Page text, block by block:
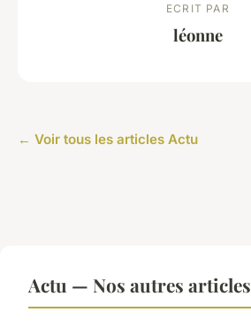
ECRIT PAR
léonne
← Voir tous les articles Actu
Actu — Nos autres articles